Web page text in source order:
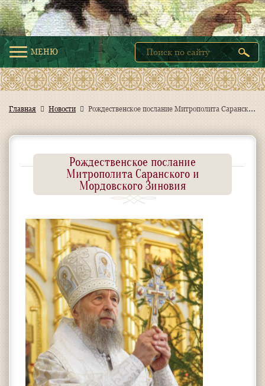
МЕНЮ
Главная Новости Р
ождественское послание Митрополита Саранского и Мордовского Зиновия
Рождественское послание
Митрополита Саранского и
Мордовского Зиновия